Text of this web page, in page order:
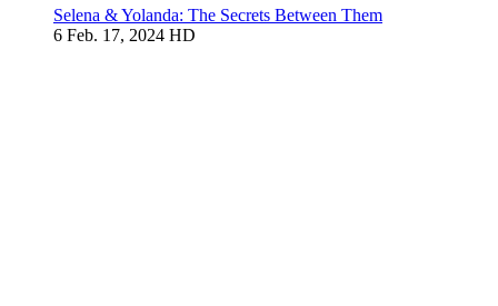
Selena & Yolanda: The Secrets Between Them
6 Feb. 17, 2024 HD